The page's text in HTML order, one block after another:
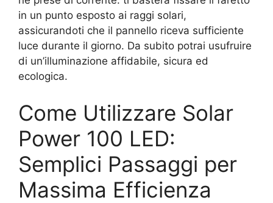
in un punto esposto ai raggi solari,
assicurandoti che il pannello riceva sufficiente
luce durante il giorno. Da subito potrai usufruire
di un’illuminazione affidabile, sicura ed
ecologica.
Come Utilizzare Solar
Power 100 LED:
Semplici Passaggi per
Massima Efficienza